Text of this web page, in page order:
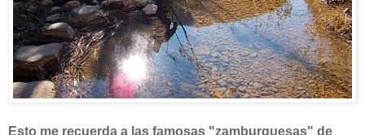
Esto me recuerda a las famosas "zamburguesas" de